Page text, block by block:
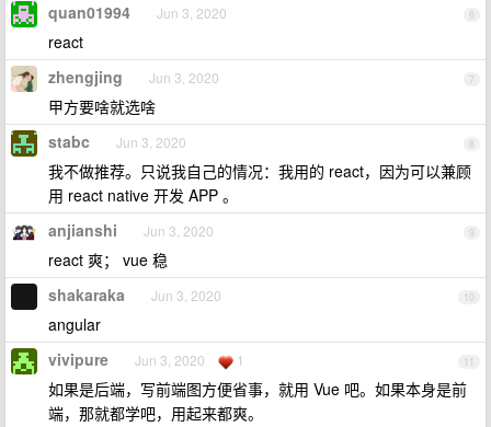
6
quan01994 Jun 3, 2020
react
7
zhengjing Jun 3, 2020
甲方要啥就选啥
8
stabc Jun 3, 2020
我不做推荐。只说我自己的情况：我用的 react，因为可以兼顾
用 react native 开发 APP 。
9
anjianshi Jun 3, 2020
react 爽； vue 稳
10
shakaraka Jun 3, 2020
angular
11
vivipure Jun 3, 2020 1
如果是后端，写前端图方便省事，就用 Vue 吧。如果本身是前
端，那就都学吧，用起来都爽。